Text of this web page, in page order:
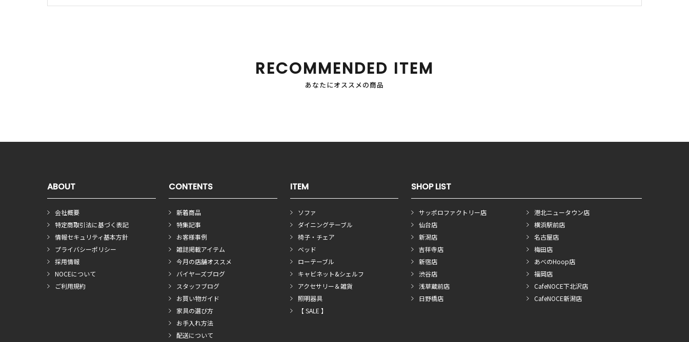
RECOMMENDED ITEM
あなたにオススメの商品
ABOUT
会社概要
特定商取引法に基づく表記
情報セキュリティ基本方針
プライバシーポリシー
採用情報
NOCEについて
ご利用規約
CONTENTS
新着商品
特集記事
お客様事例
雑誌掲載アイテム
今月の店舗オススメ
バイヤーズブログ
スタッフブログ
お買い物ガイド
家具の選び方
お手入れ方法
配送について
ITEM
ソファ
ダイニングテーブル
椅子・チェア
ベッド
ローテーブル
キャビネット&シェルフ
アクセサリー＆雑貨
照明器具
【 SALE 】
SHOP LIST
サッポロファクトリー店
仙台店
新潟店
吉祥寺店
新宿店
渋谷店
浅草蔵前店
日野橋店
港北ニュータウン店
横浜駅前店
名古屋店
梅田店
あべのHoop店
福岡店
CafeNOCE下北沢店
CafeNOCE新潟店